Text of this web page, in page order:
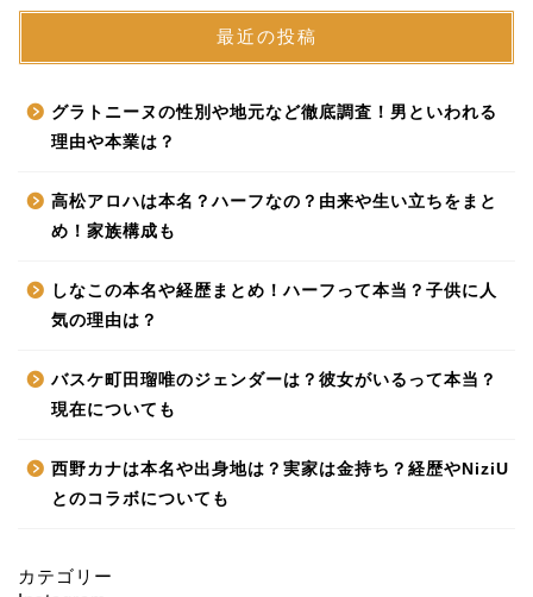
最近の投稿
グラトニーヌの性別や地元など徹底調査！男といわれる
理由や本業は？
高松アロハは本名？ハーフなの？由来や生い立ちをまと
め！家族構成も
しなこの本名や経歴まとめ！ハーフって本当？子供に人
気の理由は？
バスケ町田瑠唯のジェンダーは？彼女がいるって本当？
現在についても
西野カナは本名や出身地は？実家は金持ち？経歴やNiziU
とのコラボについても
カテゴリー